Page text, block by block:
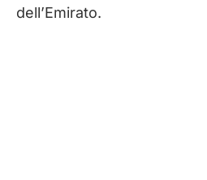
dell’Emirato.